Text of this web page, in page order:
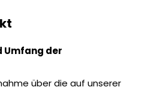
Umfang der
über die auf unserer